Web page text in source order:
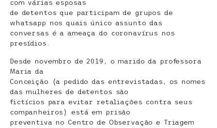
com várias esposas
de detentos que participam de grupos de
whatsapp nos quais único assunto das
conversas é a ameaça do coronavírus nos
presídios.
Desde novembro de 2019, o marido da professora
Maria da
Conceição (a pedido das entrevistadas, os nomes
das mulheres de detentos são
fictícios para evitar retaliações contra seus
companheiros) está em prisão
preventiva no Centro de Observação e Triagem